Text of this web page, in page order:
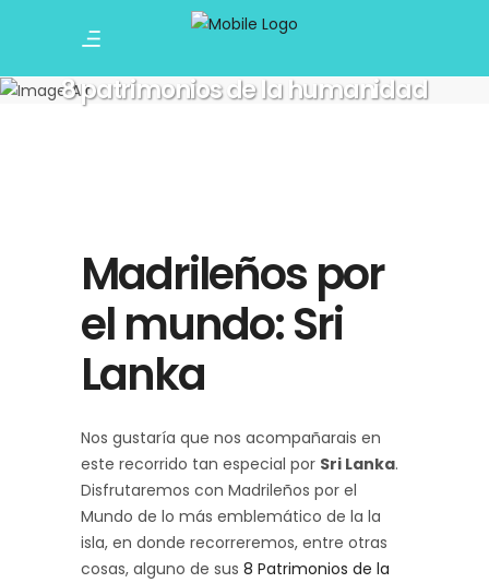
8 patrimonios de la humanidad
Madrileños por
el mundo: Sri
Lanka
Nos gustaría que nos acompañarais en
este recorrido tan especial por Sri Lanka.
Disfrutaremos con Madrileños por el
Mundo de lo más emblemático de la la
isla, en donde recorreremos, entre otras
cosas, alguno de sus 8 Patrimonios de la